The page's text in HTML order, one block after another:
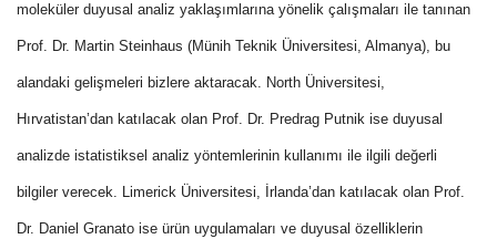
moleküler duyusal analiz yaklaşımlarına yönelik çalışmaları ile tanınan
Prof. Dr. Martin Steinhaus (Münih Teknik Üniversitesi, Almanya), bu
alandaki gelişmeleri bizlere aktaracak. North Üniversitesi,
Hırvatistan’dan katılacak olan Prof. Dr. Predrag Putnik ise duyusal
analizde istatistiksel analiz yöntemlerinin kullanımı ile ilgili değerli
bilgiler verecek. Limerick Üniversitesi, İrlanda’dan katılacak olan Prof.
Dr. Daniel Granato ise ürün uygulamaları ve duyusal özelliklerin